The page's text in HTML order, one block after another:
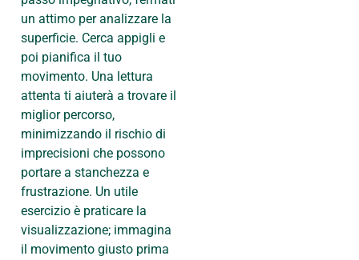
un attimo per analizzare la
superficie. Cerca appigli e
poi pianifica il tuo
movimento. Una lettura
attenta ti aiuterà a trovare il
miglior percorso,
minimizzando il rischio di
imprecisioni che possono
portare a stanchezza e
frustrazione. Un utile
esercizio è praticare la
visualizzazione; immagina
il movimento giusto prima